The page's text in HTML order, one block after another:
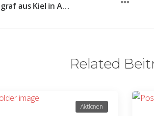
Ein Fotograf aus Kiel in Aktion: Such den Bathke
Related
Aktionen